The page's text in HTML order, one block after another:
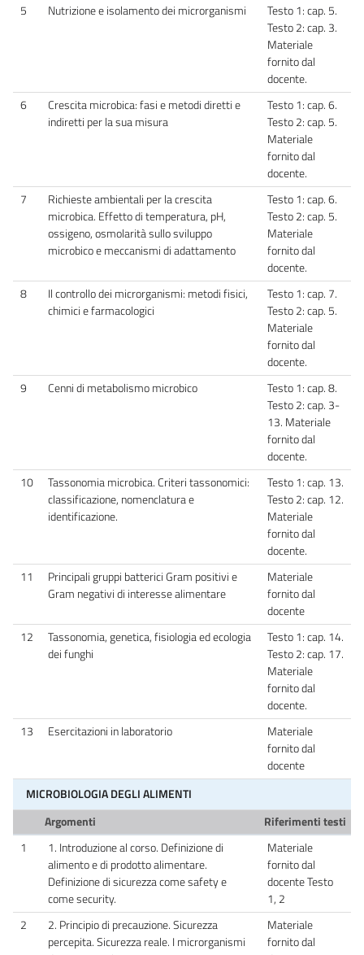
5
Nutrizione e isolamento dei microrganismi
Testo 1: cap. 5.
Testo 2: cap. 3.
Materiale
fornito dal
docente.
6
Crescita microbica: fasi e metodi diretti e
indiretti per la sua misura
Testo 1: cap. 6.
Testo 2: cap. 5.
Materiale
fornito dal
docente.
7
Richieste ambientali per la crescita
microbica. Effetto di temperatura, pH,
ossigeno, osmolarità sullo sviluppo
microbico e meccanismi di adattamento
Testo 1: cap. 6.
Testo 2: cap. 5.
Materiale
fornito dal
docente.
8
Il controllo dei microrganismi: metodi fisici,
chimici e farmacologici
Testo 1: cap. 7.
Testo 2: cap. 5.
Materiale
fornito dal
docente.
9
Cenni di metabolismo microbico
Testo 1: cap. 8.
Testo 2: cap. 3-
13. Materiale
fornito dal
docente.
10
Tassonomia microbica. Criteri tassonomici:
classificazione, nomenclatura e
identificazione.
Testo 1: cap. 13.
Testo 2: cap. 12.
Materiale
fornito dal
docente.
11
Principali gruppi batterici Gram positivi e
Gram negativi di interesse alimentare
Materiale
fornito dal
docente
12
Tassonomia, genetica, fisiologia ed ecologia
dei funghi
Testo 1: cap. 14.
Testo 2: cap. 17.
Materiale
fornito dal
docente.
13
Esercitazioni in laboratorio
Materiale
fornito dal
docente
MICROBIOLOGIA DEGLI ALIMENTI
Argomenti
Riferimenti testi
1
1. Introduzione al corso. Definizione di
alimento e di prodotto alimentare.
Definizione di sicurezza come safety e
come security.
Materiale
fornito dal
docente Testo
1, 2
2
2. Principio di precauzione. Sicurezza
percepita. Sicurezza reale. I microrganismi
Materiale
fornito dal